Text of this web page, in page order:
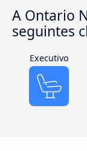
A Ontario
seguintes
Executivo